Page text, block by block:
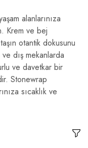
alanlarınıza
Krem ve bej
otantik dokusunu
dış mekanlarda
ve davetkar bir
Stonewrap
sıcaklık ve